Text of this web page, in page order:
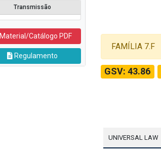
Transmissão
Material/Catálogo PDF
Regulamento
FAMÍLIA 7.F
GSV: 43.86
UNIVERSAL LAW